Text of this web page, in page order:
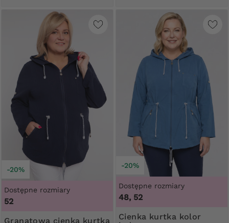
-20%
Dostępne rozmiary
52
Granatowa cienka kurtka
-20%
Dostępne rozmiary
48, 52
Cienka kurtka kolor